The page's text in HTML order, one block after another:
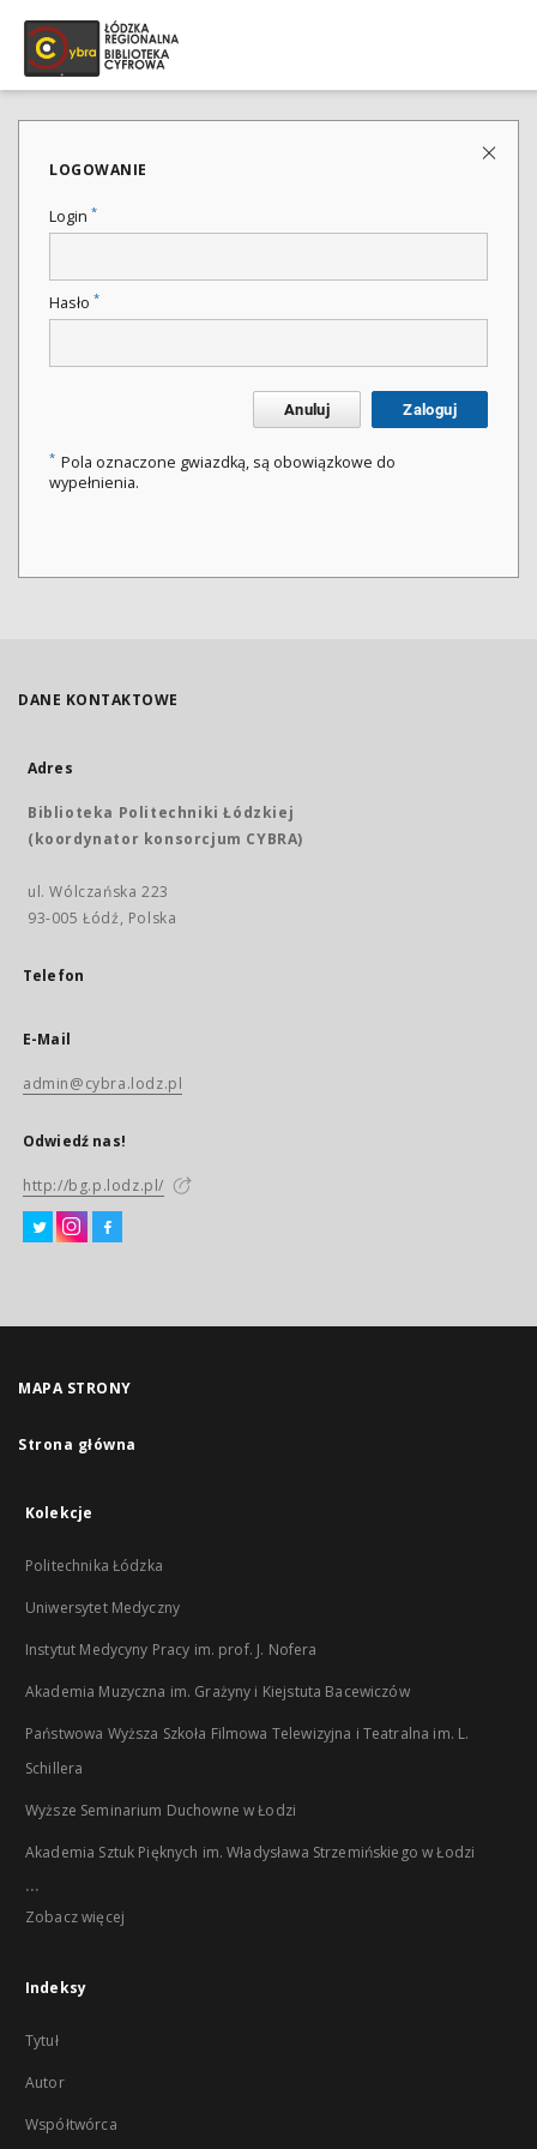
LOGOWANIE
Login *
Hasło *
Anuluj Zaloguj
* Pola oznaczone gwiazdką, są obowiązkowe do
wypełnienia.
DANE KONTAKTOWE
Adres
Biblioteka Politechniki Łódzkiej
(koordynator konsorcjum CYBRA)
ul. Wólczańska 223
93-005 Łódź, Polska
Telefon
E-Mail
admin@cybra.lodz.pl
Odwiedź nas!
http://bg.p.lodz.pl/
MAPA STRONY
Strona główna
Kolekcje
Politechnika Łódzka
Uniwersytet Medyczny
Instytut Medycyny Pracy im. prof. J. Nofera
Akademia Muzyczna im. Grażyny i Kiejstuta Bacewiczów
Państwowa Wyższa Szkoła Filmowa Telewizyjna i Teatralna im. L.
Schillera
Wyższe Seminarium Duchowne w Łodzi
Akademia Sztuk Pięknych im. Władysława Strzemińskiego w Łodzi
...
Zobacz więcej
Indeksy
Tytuł
Autor
Współtwórca